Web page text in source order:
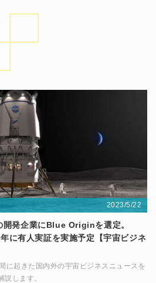
2023/5/22
開発企業にBlue Originを選定。
に有人実証を実施予定【宇宙ビジネ
に起きた国内外の宇宙ビジネスニュースを
します。